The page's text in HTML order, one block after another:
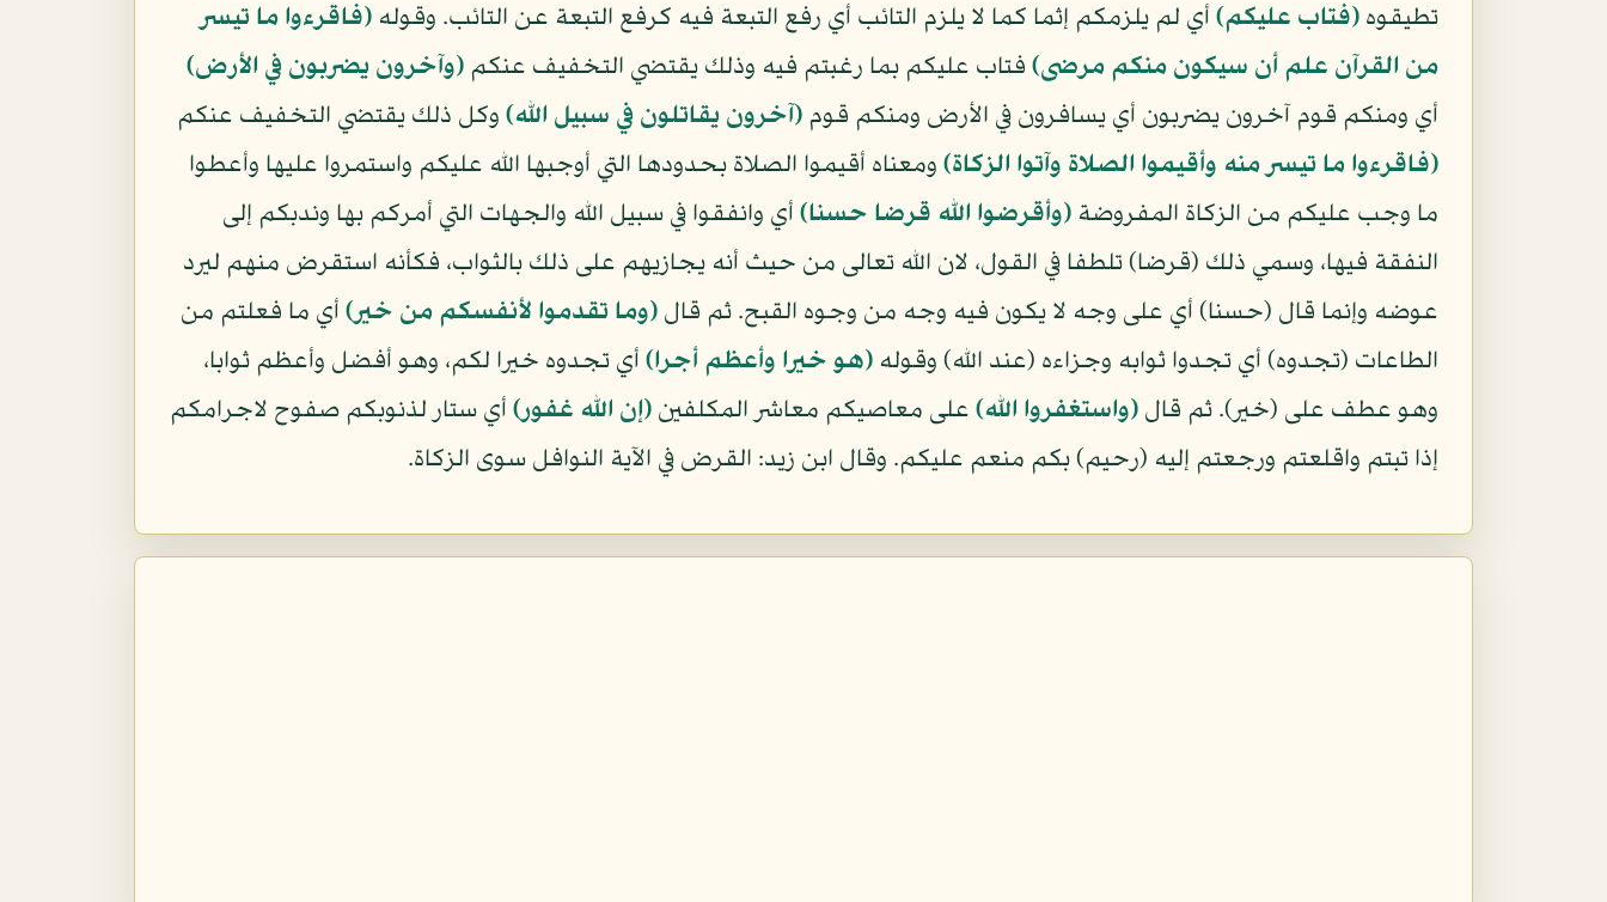
تطيقوه (فتاب عليكم) أي لم يلزمكم إثما كما لا يلزم التائب أي رفع التبعة فيه كرفع التبعة عن التائب. وقوله (فاقرءوا ما تيسر
من القرآن علم أن سيكون منكم مرضى) فتاب عليكم بما رغبتم فيه وذلك يقتضي التخفيف عنكم (وآخرون يضربون في الأرض)
أي ومنكم قوم آخرون يضربون أي يسافرون في الأرض ومنكم قوم (آخرون يقاتلون في سبيل الله) وكل ذلك يقتضي التخفيف عنكم
(فاقرءوا ما تيسر منه وأقيموا الصلاة وآتوا الزكاة) ومعناه أقيموا الصلاة بحدودها التي أوجبها الله عليكم واستمروا عليها وأعطوا
ما وجب عليكم من الزكاة المفروضة (وأقرضوا الله قرضا حسنا) أي وانفقوا في سبيل الله والجهات التي أمركم بها وندبكم إلى
النفقة فيها، وسمي ذلك (قرضا) تلطفا في القول، لان الله تعالى من حيث أنه يجازيهم على ذلك بالثواب، فكأنه استقرض منهم ليرد
عوضه وإنما قال (حسنا) أي على وجه لا يكون فيه وجه من وجوه القبح. ثم قال (وما تقدموا لأنفسكم من خير) أي ما فعلتم من
الطاعات (تجدوه) أي تجدوا ثوابه وجزاءه (عند الله) وقوله (هو خيرا وأعظم أجرا) أي تجدوه خيرا لكم، وهو أفضل وأعظم ثوابا،
وهو عطف على (خير). ثم قال (واستغفروا الله) على معاصيكم معاشر المكلفين (إن الله غفور) أي ستار لذنوبكم صفوح لاجرامكم
إذا تبتم واقلعتم ورجعتم إليه (رحيم) بكم منعم عليكم. وقال ابن زيد: القرض في الآية النوافل سوى الزكاة.